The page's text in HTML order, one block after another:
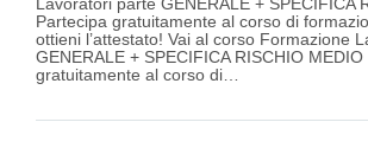
Partecipa gratuitamente al corso di
ottieni l’attestato! Vai al corso Formazione
GENERALE + SPECIFICA RISCHIO
gratuitamente al corso di…